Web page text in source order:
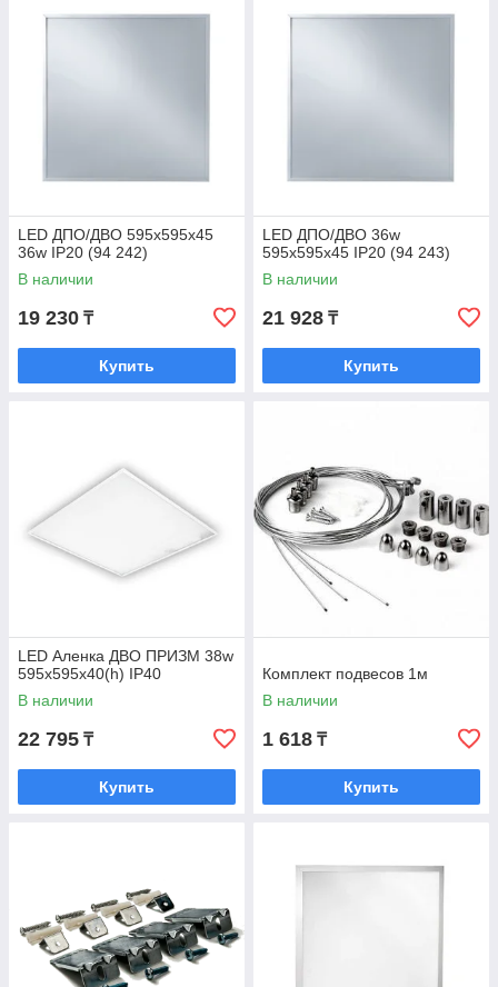
LED ДПО/ДВО 595х595х45
36w IP20 (94 242)
В наличии
19 230 ₸
Купить
LED ДПО/ДВО 36w
595х595х45 IP20 (94 243)
В наличии
21 928 ₸
Купить
LED Аленка ДВО ПРИЗМ 38w
595x595x40(h) IP40
В наличии
22 795 ₸
Купить
Комплект подвесов 1м
В наличии
1 618 ₸
Купить